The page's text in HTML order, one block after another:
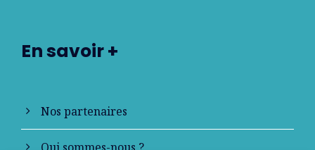
En savoir +
Nos partenaires